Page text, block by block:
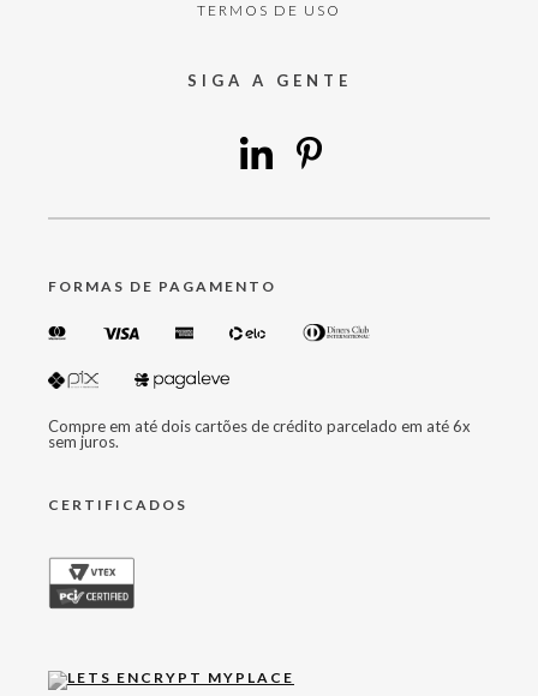
TERMOS DE USO
SIGA A GENTE
FORMAS DE PAGAMENTO
Compre em até dois cartões de crédito parcelado em até 6x
sem juros.
CERTIFICADOS